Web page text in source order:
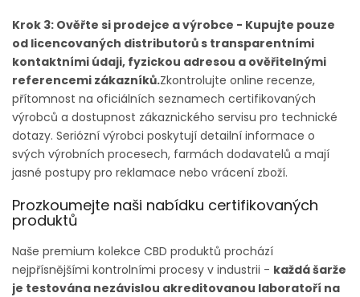
Krok 3: Ověřte si prodejce a výrobce - Kupujte pouze
od licencovaných distributorů s transparentními
kontaktními údaji, fyzickou adresou a ověřitelnými
referencemi zákazníků.Zkontrolujte online recenze,
přítomnost na oficiálních seznamech certifikovaných
výrobců a dostupnost zákaznického servisu pro technické
dotazy. Seriózní výrobci poskytují detailní informace o
svých výrobních procesech, farmách dodavatelů a mají
jasné postupy pro reklamace nebo vrácení zboží.
Prozkoumejte naši nabídku certifikovaných
produktů
Naše premium kolekce CBD produktů prochází
nejpřísnějšími kontrolními procesy v industrii - každá šarže
je testována nezávislou akreditovanou laboratoří na